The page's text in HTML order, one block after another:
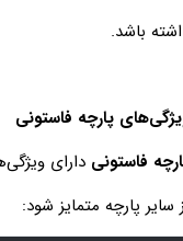
باشد.
پارچه فاستونی
فاستونی دارای
سایر پارچه متمایز شود: